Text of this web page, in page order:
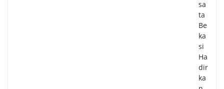
sa
ta
Be
ka
si
Ha
dir
ka